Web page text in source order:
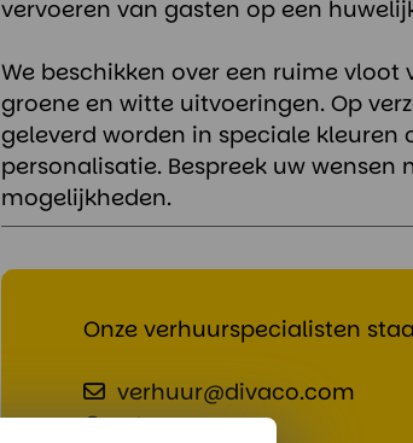
vervoeren van gasten op een
We beschikken over een ruime
groene en witte uitvoeringen. Op
geleverd worden in speciale kleuren
personalisatie. Bespreek uw wensen
mogelijkheden.
Onze verhuurspecialisten
verhuur@divaco.com
Whatsapp